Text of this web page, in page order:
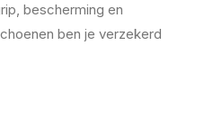
bescherming en
ben je verzekerd